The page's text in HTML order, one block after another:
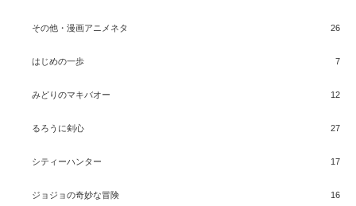
その他・漫画アニメネタ 26
はじめの一歩 7
みどりのマキバオー 12
るろうに剣心 27
シティーハンター 17
ジョジョの奇妙な冒険 16